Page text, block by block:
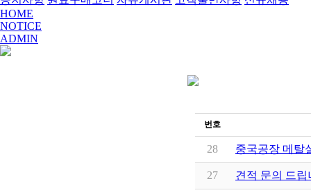
HOME
NOTICE
ADMIN
번호
28 중국공장 메탈
27 견적 문의 드립